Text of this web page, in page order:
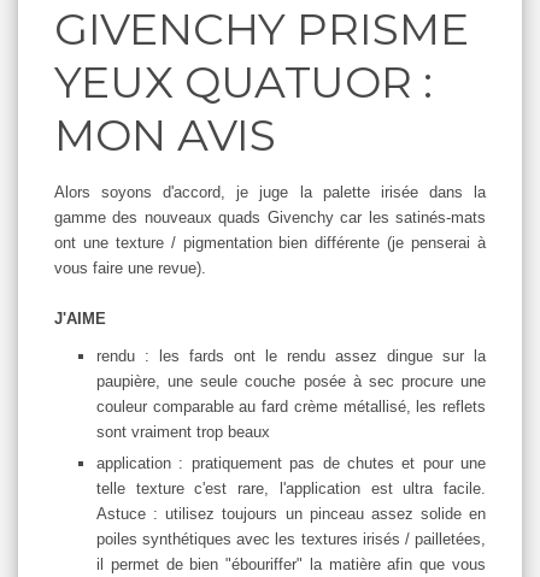
GIVENCHY PRISME
YEUX QUATUOR :
MON AVIS
Alors soyons d'accord, je juge la palette irisée dans la
gamme des nouveaux quads Givenchy car les satinés-mats
ont une texture / pigmentation bien différente (je penserai à
vous faire une revue).
J'AIME
rendu : les fards ont le rendu assez dingue sur la
paupière, une seule couche posée à sec procure une
couleur comparable au fard crème métallisé, les reflets
sont vraiment trop beaux
application : pratiquement pas de chutes et pour une
telle texture c'est rare, l'application est ultra facile.
Astuce : utilisez toujours un pinceau assez solide en
poiles synthétiques avec les textures irisés / pailletées,
il permet de bien "ébouriffer" la matière afin que vous